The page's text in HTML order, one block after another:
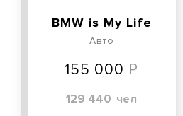
BMW is My Life
Авто
155 000
129 440 чел